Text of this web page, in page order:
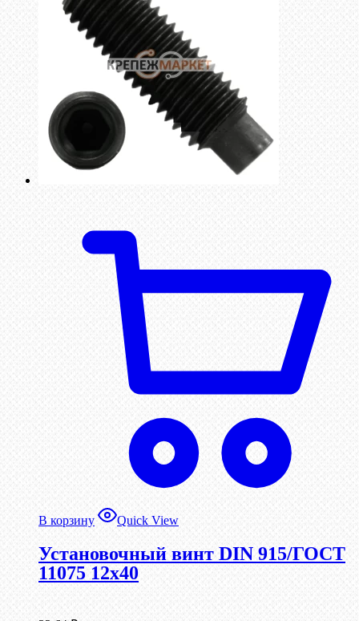
В корзину Quick View
Установочный винт DIN 915/ГОСТ
11075 12х40